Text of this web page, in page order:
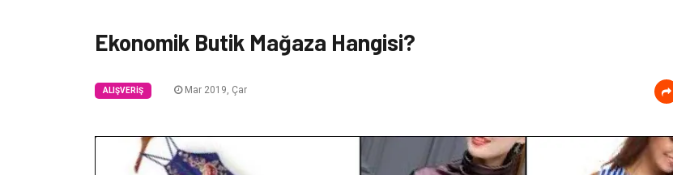
Ekonomik Butik Mağaza Hangisi?
ALIŞVERIŞ Mar 2019, Çar